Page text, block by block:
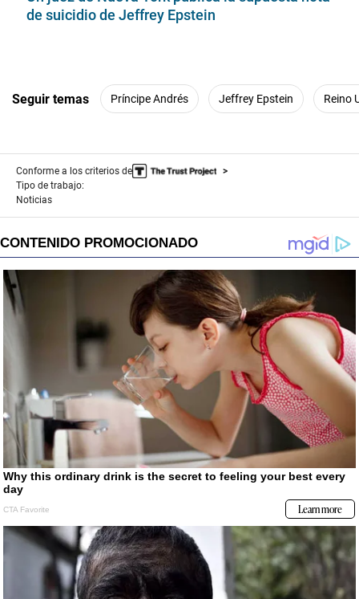
de suicidio de Jeffrey Epstein
Seguir temas Príncipe Andrés Jeffrey Epstein Reino
Conforme a los criterios de
Tipo de trabajo:
Noticias